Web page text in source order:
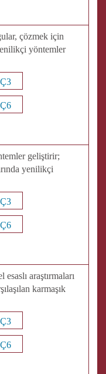
çözmek için
yöntemler
geliştirir;
yenilikçi
araştırmaları
karmaşık